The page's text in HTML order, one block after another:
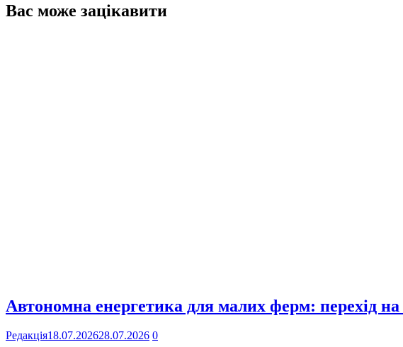
Вас може зацікавити
Автономна енергетика для малих ферм: перехід
Редакція18.07.202628.07.2026 0